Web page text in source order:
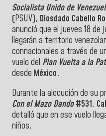
Socialista Unido de
(PSUV), Diosdado Cabello
anunció que el jueves 18 de
llegarán a territorio
connacionales a través de
vuelo del Plan Vuelta a la
desde México.
Durante la alocución de su
Con el Mazo Dando#531,
detalló que en ese vuelo
niños.